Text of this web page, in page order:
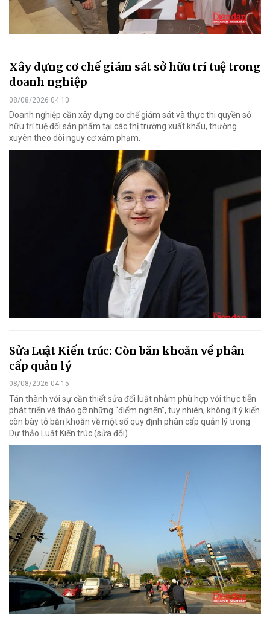
Xây dựng cơ chế giám sát sở hữu trí tuệ trong
doanh nghiệp
08/08/2026 04:10
Doanh nghiệp cần xây dựng cơ chế giám sát và thực thi quyền sở
hữu trí tuệ đối sản phẩm tại các thị trường xuất khẩu, thường
xuyên theo dõi nguy cơ xâm phạm.
Sửa Luật Kiến trúc: Còn băn khoăn về phân
cấp quản lý
08/08/2026 04:15
Tán thành với sự cần thiết sửa đổi luật nhằm phù hợp với thực tiễn
phát triển và tháo gỡ những “điểm nghẽn”, tuy nhiên, không ít ý kiến
còn bày tỏ băn khoăn về một số quy định phân cấp quản lý trong
Dự thảo Luật Kiến trúc (sửa đổi).